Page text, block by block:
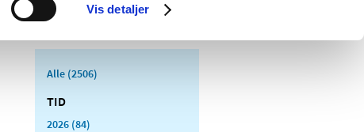
Vis detaljer
Alle (2506)
TID
2026 (84)